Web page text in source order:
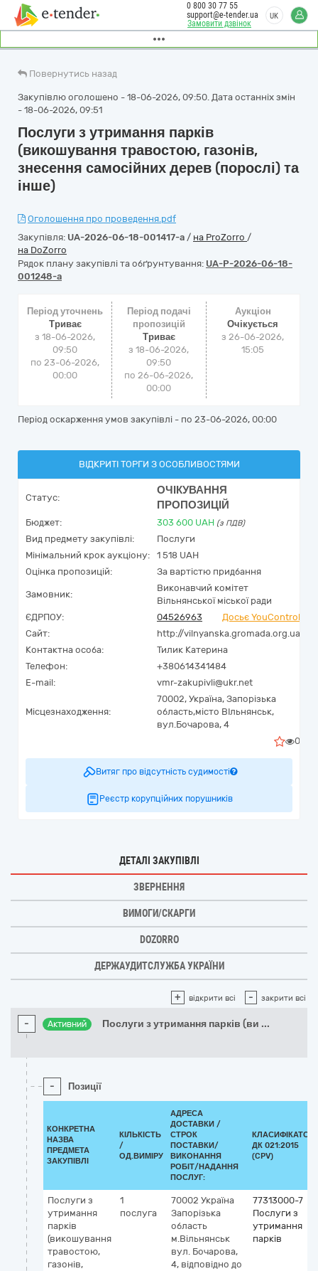
Замовити дзвінок
0 800 30 77 55
support@e-tender.ua
UK
Повернутись назад
Закупівлю оголошено - 18-06-2026, 09:50. Дата останніх змін
- 18-06-2026, 09:51
Послуги з утримання парків
(викошування травостою, газонів,
знесення самосійних дерев (порослі) та
інше)
Оголошення про проведення.pdf
Закупівля: UA-2026-06-18-001417-a / на ProZorro /
на DoZorro
Рядок плану закупівлі та обґрунтування: UA-P-2026-06-18-
001248-a
Період уточнень
Триває
з 18-06-2026,
09:50
по 23-06-2026,
00:00
Період подачі
пропозицій
Триває
з 18-06-2026,
09:50
по 26-06-2026,
00:00
Аукціон
Очікується
з26-06-2026,
15:05
Період оскарження умов закупівлі - по 23-06-2026, 00:00
ВІДКРИТІ ТОРГИ З ОСОБЛИВОСТЯМИ
Статус:
ОЧІКУВАННЯ
ПРОПОЗИЦІЙ
Бюджет: 303 600 UAH (з ПДВ)
Вид предмету закупівлі:
Послуги
Мінімальний крок аукціону:
1 518 UAH
Оцінка пропозицій:
За вартістю придбання
Замовник:
Виконавчий комітет
Вільнянської міської ради
ЄДРПОУ:
04526963
Досьє YouControl
Сайт:
http://vilnyanska.gromada.org.ua
Контактна особа:
Тилик Катерина
Телефон:
+380614341484
E-mail:
vmr-zakupivli@ukr.net
Місцезнаходження:
70002, Україна, Запорізька
область,місто ВІльнянськ,
вул.Бочарова, 4
0
Витяг про відсутність судимості
Реєстр корупційних порушників
ДЕТАЛІ ЗАКУПІВЛІ
ЗВЕРНЕННЯ
ВИМОГИ/СКАРГИ
DOZORRO
ДЕРЖАУДИТСЛУЖБА УКРАЇНИ
+ відкрити всі - закрити всі
- Активний Послуги з утримання парків (ви ...
- Позиції
КОНКРЕТНА
НАЗВА
ПРЕДМЕТА
ЗАКУПІВЛІ
КІЛЬКІСТЬ
/
ОД.ВИМІРУ
АДРЕСА
ДОСТАВКИ /
СТРОК
ПОСТАВКИ/
ВИКОНАННЯ
РОБІТ/НАДАННЯ
ПОСЛУГ:
КЛАСИФІКАТОР
ДК 021:2015
(CPV)
Послуги з
утримання
парків
(викошування
травостою,
газонів,
1
послуга
70002 Україна
Запорізька
область
м.Вільнянськ
вул. Бочарова,
4, відповідно до
77313000-7
Послуги з
утримання
парків